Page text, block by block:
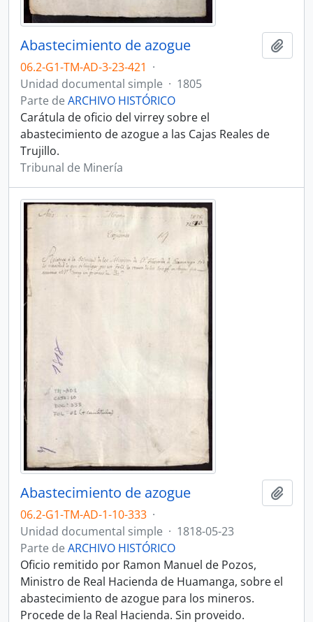
Abastecimiento de azogue
06.2-G1-TM-AD-3-23-421 ·
Unidad documental simple · 1805
Parte de ARCHIVO HISTÓRICO
Carátula de oficio del virrey sobre el
abastecimiento de azogue a las Cajas Reales de
Trujillo.
Tribunal de Minería
Abastecimiento de azogue
06.2-G1-TM-AD-1-10-333 ·
Unidad documental simple · 1818-05-23
Parte de ARCHIVO HISTÓRICO
Oficio remitido por Ramon Manuel de Pozos,
Ministro de Real Hacienda de Huamanga, sobre el
abastecimiento de azogue para los mineros.
Procede de la Real Hacienda. Sin proveido.